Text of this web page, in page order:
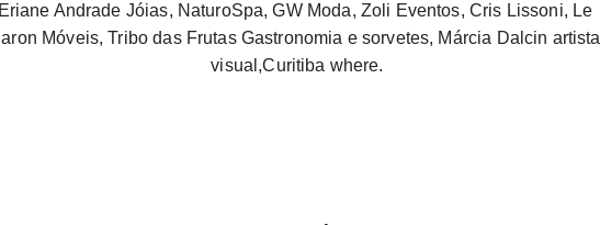
Eriane Andrade Jóias, NaturoSpa, GW Moda, Zoli Eventos, Cris Lissoni, Le
Móveis, Tribo das Frutas Gastronomia e sorvetes, Márcia Dalcin artista
visual,Curitiba where.